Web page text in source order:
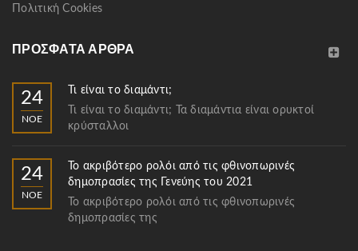
Πολιτική Cookies
ΠΡΌΣΦΑΤΑ ΆΡΘΡΑ
24
ΝΟΈ
Τι είναι το διαμάντι;
Τι είναι το διαμάντι; Τα διαμάντια είναι ορυκτοί
κρύσταλλοι
24
ΝΟΈ
Το ακριβότερο ρολόι από τις φθινοπωρινές
δημοπρασίες της Γενεύης του 2021
Το ακριβότερο ρολόι από τις φθινοπωρινές
δημοπρασίες της